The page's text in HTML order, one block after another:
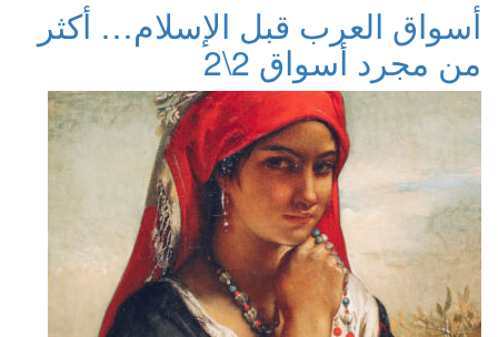
أسواق العرب قبل الإسلام… أكثر
من مجرد أسواق 2\2